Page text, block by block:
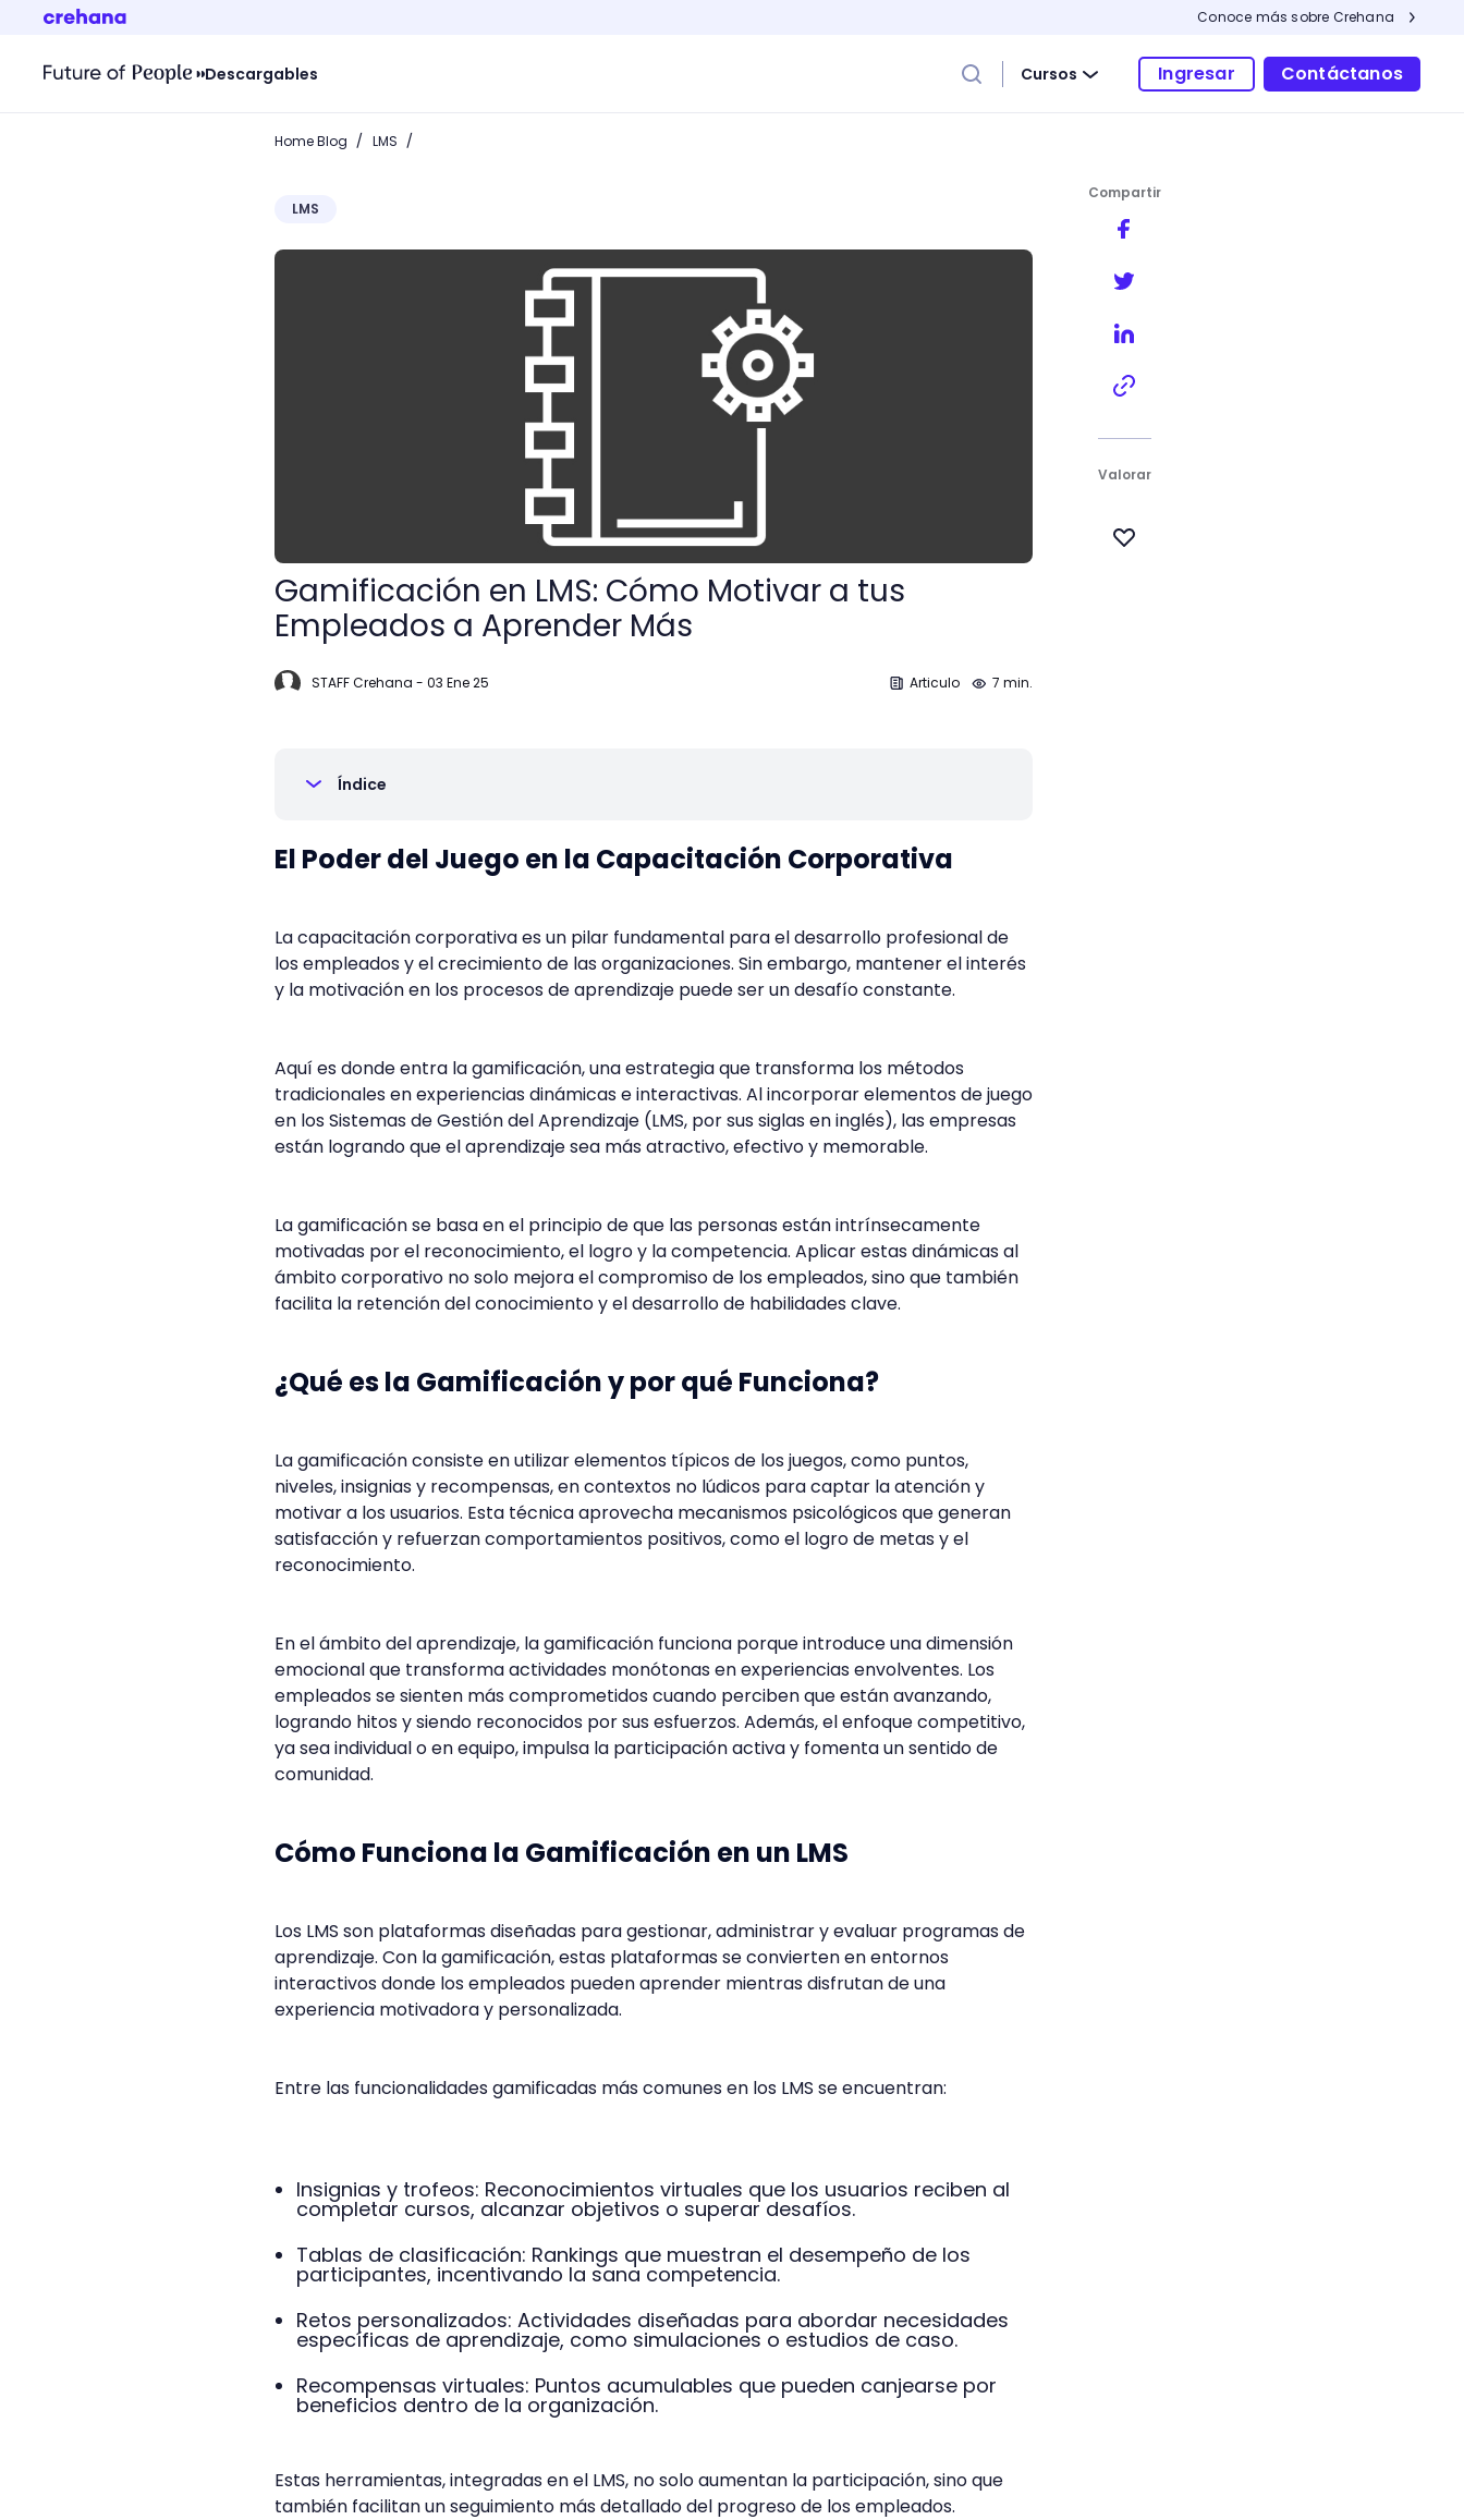
Conoce más sobre Crehana
Descargables Cursos Ingresar Contáctanos
Home Blog / LMS /
LMS
Gamificación en LMS: Cómo Motivar a tus Empleados a Aprender Más
Gamificación en LMS: Cómo Motivar a tus
Empleados a Aprender Más
STAFF Crehana - 03 Ene 25 Articulo 7 min.
Índice
El Poder del Juego en la Capacitación Corporativa
La capacitación corporativa es un pilar fundamental para el desarrollo profesional de
los empleados y el crecimiento de las organizaciones. Sin embargo, mantener el interés
y la motivación en los procesos de aprendizaje puede ser un desafío constante.
Aquí es donde entra la gamificación, una estrategia que transforma los métodos
tradicionales en experiencias dinámicas e interactivas. Al incorporar elementos de juego
en los Sistemas de Gestión del Aprendizaje (LMS, por sus siglas en inglés), las empresas
están logrando que el aprendizaje sea más atractivo, efectivo y memorable.
La gamificación se basa en el principio de que las personas están intrínsecamente
motivadas por el reconocimiento, el logro y la competencia. Aplicar estas dinámicas al
ámbito corporativo no solo mejora el compromiso de los empleados, sino que también
facilita la retención del conocimiento y el desarrollo de habilidades clave.
¿Qué es la Gamificación y por qué Funciona?
La gamificación consiste en utilizar elementos típicos de los juegos, como puntos,
niveles, insignias y recompensas, en contextos no lúdicos para captar la atención y
motivar a los usuarios. Esta técnica aprovecha mecanismos psicológicos que generan
satisfacción y refuerzan comportamientos positivos, como el logro de metas y el
reconocimiento.
En el ámbito del aprendizaje, la gamificación funciona porque introduce una dimensión
emocional que transforma actividades monótonas en experiencias envolventes. Los
empleados se sienten más comprometidos cuando perciben que están avanzando,
logrando hitos y siendo reconocidos por sus esfuerzos. Además, el enfoque competitivo,
ya sea individual o en equipo, impulsa la participación activa y fomenta un sentido de
comunidad.
Cómo Funciona la Gamificación en un LMS
Los LMS son plataformas diseñadas para gestionar, administrar y evaluar programas de
aprendizaje. Con la gamificación, estas plataformas se convierten en entornos
interactivos donde los empleados pueden aprender mientras disfrutan de una
experiencia motivadora y personalizada.
Entre las funcionalidades gamificadas más comunes en los LMS se encuentran:
Insignias y trofeos: Reconocimientos virtuales que los usuarios reciben al
completar cursos, alcanzar objetivos o superar desafíos.
Tablas de clasificación: Rankings que muestran el desempeño de los
participantes, incentivando la sana competencia.
Retos personalizados: Actividades diseñadas para abordar necesidades
específicas de aprendizaje, como simulaciones o estudios de caso.
Recompensas virtuales: Puntos acumulables que pueden canjearse por
beneficios dentro de la organización.
Estas herramientas, integradas en el LMS, no solo aumentan la participación, sino que
también facilitan un seguimiento más detallado del progreso de los empleados.
Compartir
Valorar